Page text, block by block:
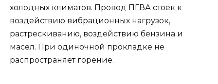
холодных климатов. Провод ПГВА стоек к
воздействию вибрационных нагрузок,
растрескиванию, воздействию бензина и
масел. При одиночной прокладке не
распространяет горение.